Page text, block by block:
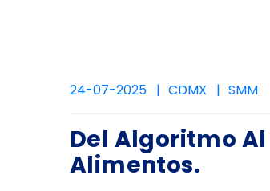
24-07-2025 CDMX SMM
Del Algoritmo Al
Alimentos.